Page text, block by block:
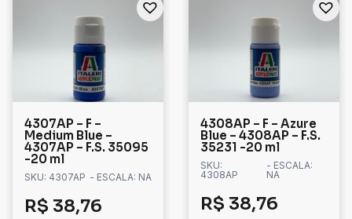
4307AP – F –
Medium Blue –
4307AP – F.S. 35095
-20 ml
SKU: 4307AP - ESCALA: NA
R$ 38,76
4308AP – F – Azure
Blue – 4308AP – F.S.
35231 -20 ml
SKU:
4308AP
- ESCALA:
NA
R$ 38,76